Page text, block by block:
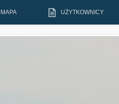
MAPA UŻYTKOWNICY